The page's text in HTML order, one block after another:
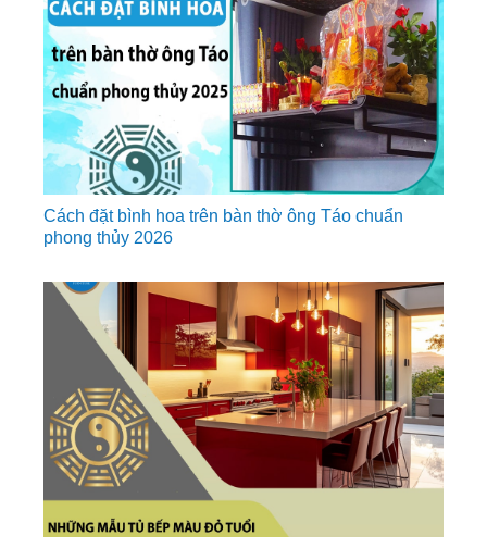
Cách đặt bình hoa trên bàn thờ ông Táo chuẩn
phong thủy 2026